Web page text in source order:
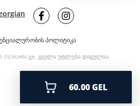
60.00 GEL
პოლიტიკა
©Linzebi.ge, ყველა უფლება დაცულია.